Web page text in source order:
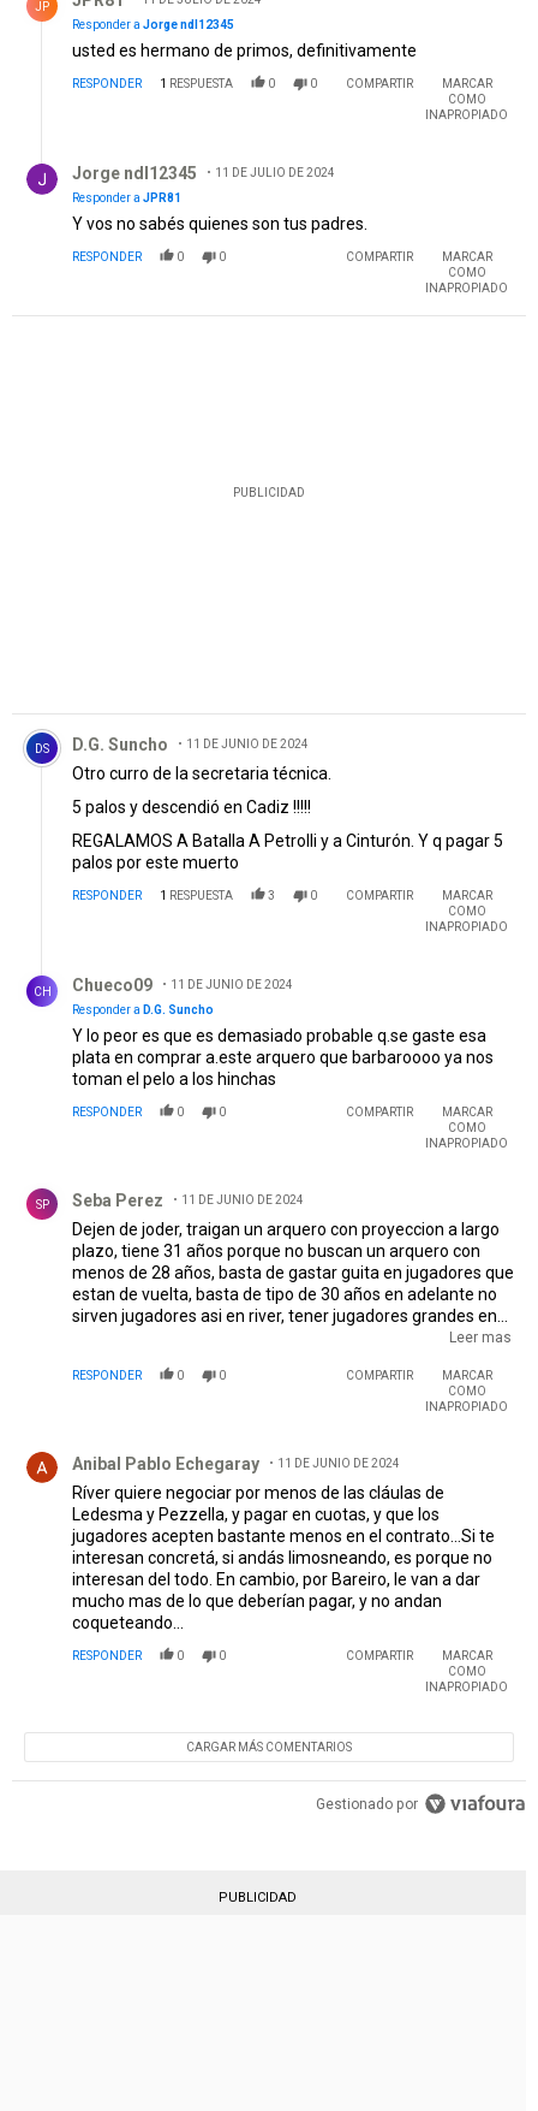
JP
Responder a Jorge ndl12345
usted es hermano de primos, definitivamente
RESPONDER 1 RESPUESTA 0 0 COMPARTIR
MARCAR
COMO
INAPROPIADO
Jorge ndl12345
11 DE JULIO DE 2024
Responder a JPR81
Y vos no sabés quienes son tus padres.
RESPONDER 0 0 COMPARTIR
MARCAR
COMO
INAPROPIADO
PUBLICIDAD
Comentario de D.G. Suncho.
DS D.G. Suncho 11 DE JUNIO DE 2024
Otro curro de la secretaria técnica.
5 palos y descendió en Cadiz !!!!!
REGALAMOS A Batalla A Petrolli y a Cinturón. Y q pagar 5
palos por este muerto
RESPONDER 1 RESPUESTA 3 0 COMPARTIR
MARCAR
COMO
INAPROPIADO
CH Chueco09
11 DE JUNIO DE 2024
Responder a D.G. Suncho
Y lo peor es que es demasiado probable q.se gaste esa
plata en comprar a.este arquero que barbaroooo ya nos
toman el pelo a los hinchas
RESPONDER 0 0 COMPARTIR
MARCAR
COMO
INAPROPIADO
SP Seba Perez 11 DE JUNIO DE 2024
Dejen de joder, traigan un arquero con proyeccion a largo
plazo, tiene 31 años porque no buscan un arquero con
menos de 28 años, basta de gastar guita en jugadores que
estan de vuelta, basta de tipo de 30 años en adelante no
sirven jugadores asi en river, tener jugadores grandes en
cantidad y sin poder de reventa me molesta y mucho esta
pases basta ya.
Leer mas
RESPONDER 0 0 COMPARTIR
MARCAR
COMO
INAPROPIADO
Anibal Pablo Echegaray 11 DE JUNIO DE 2024
Ríver quiere negociar por menos de las cláulas de
Ledesma y Pezzella, y pagar en cuotas, y que los
jugadores acepten bastante menos en el contrato...Si te
interesan concretá, si andás limosneando, es porque no
interesan del todo. En cambio, por Bareiro, le van a dar
mucho mas de lo que deberían pagar, y no andan
coqueteando...
RESPONDER 0 0 COMPARTIR
MARCAR
COMO
INAPROPIADO
CARGAR MÁS COMENTARIOS
Gestionado por
PUBLICIDAD